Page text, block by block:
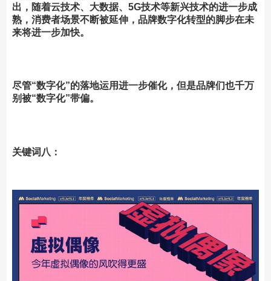
出，随着云技术、大数据、5G技术等新兴技术的进一步成
熟，消费者场景不断被延伸，品牌数字化转型的脚步在未
来将进一步加快。
尽管“数字化”的落地运用进一步催化，但是品牌们也千万
别被“数字化”带偏。
关键词八：